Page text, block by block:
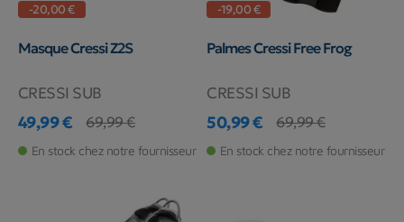
-20,00 €
Masque Cressi Z2S
CRESSI SUB
Prix
49,99 €
Prix de base
69,99 €
En stock chez notre fournisseur
-19,00 €
Palmes Cressi Free Frog
CRESSI SUB
Prix
50,99 €
Prix de base
69,99 €
En stock chez notre fournisseur